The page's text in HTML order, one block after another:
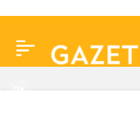
Baş ağrınızın yeri ne